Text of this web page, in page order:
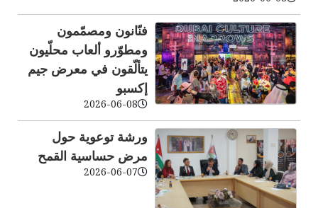
فنّانون ومصمّمون
ومطوّرو ألعاب محلّيون
يتألّقون في معرض جيم
إكسبو
2026-06-08
ورشة توعوية حول
مرض حساسية القمح
2026-06-07